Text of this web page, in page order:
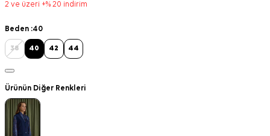
2 ve üzeri +% 20 indirim
Beden :40
38 40 42 44
Ürünün Diğer Renkleri